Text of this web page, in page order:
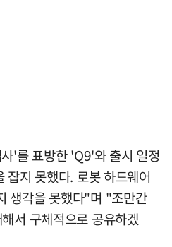
'를 표방한 'Q9'와 출시 일정
지 못했다. 로봇 하드웨어
생각을 못했다"며 "조만간
서 구체적으로 공유하겠